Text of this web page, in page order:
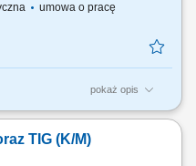
umowa o pracę
pokaż opis
zgodnie z
baterii czy odpływów w
TIG stali nierdzewnej.
TIG (K/M)